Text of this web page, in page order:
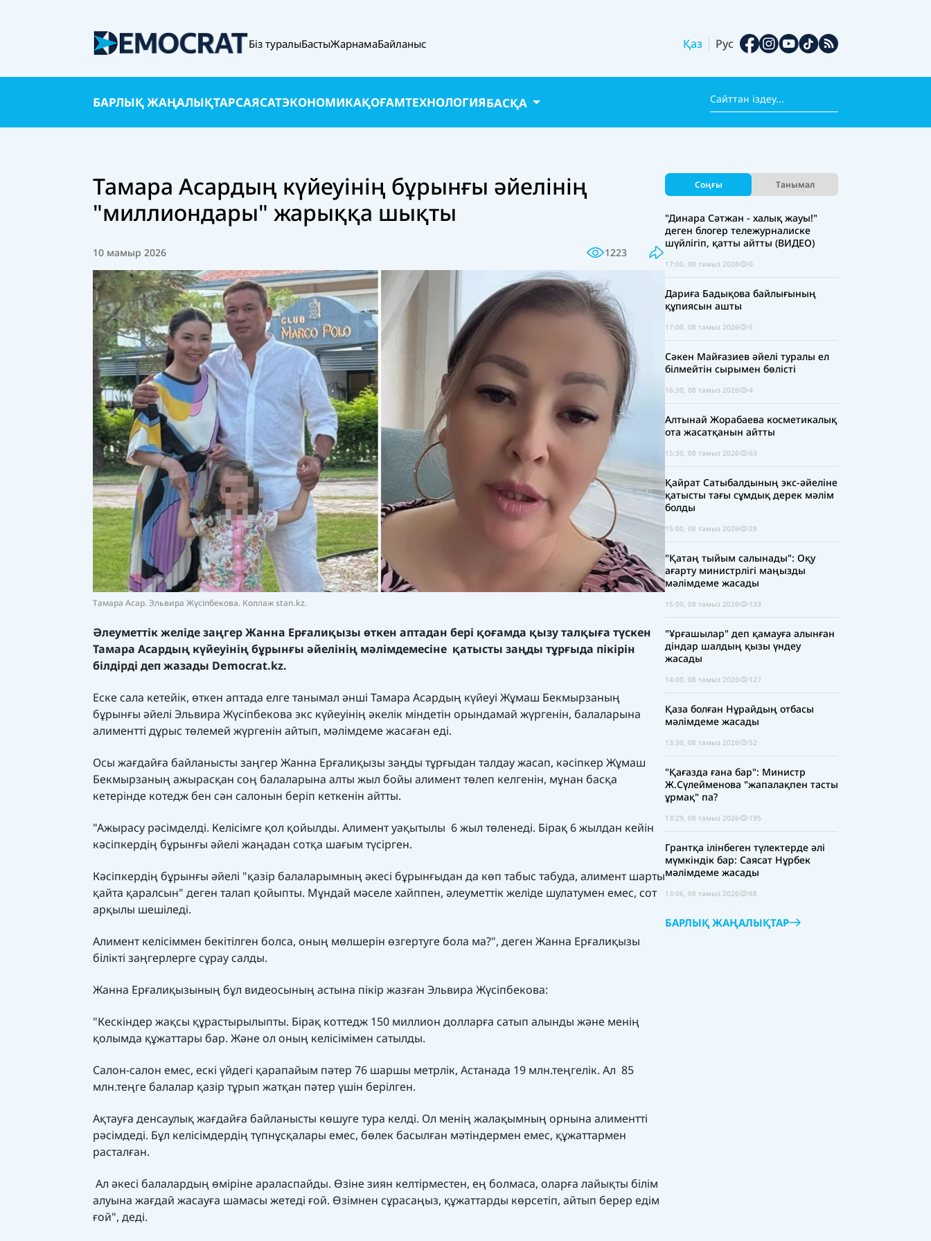
Біз туралыБастыЖарнамаБайланыс Қаз Рус
БАРЛЫҚ ЖАҢАЛЫҚТАРСАЯСАТЭКОНОМИКАҚОҒАМТЕХНОЛОГИЯБАСҚА
Тамара Асардың күйеуінің бұрынғы әйелінің
"миллиондары" жарыққа шықты
10 мамыр 2026 1223
Тамара Асар. Эльвира Жүсіпбекова. Коллаж stan.kz.
Әлеуметтік желіде заңгер Жанна Ерғалиқызы өткен аптадан бері қоғамда қызу талқыға түскен
Тамара Асардың күйеуінің бұрынғы әйелінің мәлімдемесіне қатысты заңды тұрғыда пікірін
білдірді деп жазады Democrat.kz.
Еске сала кетейік, өткен аптада елге танымал әнші Тамара Асардың күйеуі Жұмаш Бекмырзаның
бұрынғы әйелі Эльвира Жүсіпбекова экс күйеуінің әкелік міндетін орындамай жүргенін, балаларына
алиментті дұрыс төлемей жүргенін айтып, мәлімдеме жасаған еді.
Осы жағдайға байланысты заңгер Жанна Ерғалиқызы заңды тұрғыдан талдау жасап, кәсіпкер Жұмаш
Бекмырзаның ажырасқан соң балаларына алты жыл бойы алимент төлеп келгенін, мұнан басқа
кетерінде котедж бен сән салонын беріп кеткенін айтты.
"Ажырасу рәсімделді. Келісімге қол қойылды. Алимент уақытылы 6 жыл төленеді. Бірақ 6 жылдан кейін
кәсіпкердің бұрынғы әйелі жаңадан сотқа шағым түсірген.
Кәсіпкердің бұрынғы әйелі "қазір балаларымның әкесі бұрынғыдан да көп табыс табуда, алимент шарты
қайта қаралсын" деген талап қойыпты. Мұндай мәселе хайппен, әлеуметтік желіде шулатумен емес, сот
арқылы шешіледі.
Алимент келісіммен бекітілген болса, оның мөлшерін өзгертуге бола ма?", деген Жанна Ерғалиқызы
білікті заңгерлерге сұрау салды.
Жанна Ерғалиқызының бұл видеосының астына пікір жазған Эльвира Жүсіпбекова:
"Кескіндер жақсы құрастырылыпты. Бірақ коттедж 150 миллион долларға сатып алынды және менің
қолымда құжаттары бар. Және ол оның келісімімен сатылды.
Салон-салон емес, ескі үйдегі қарапайым пәтер 76 шаршы метрлік, Астанада 19 млн.теңгелік. Ал 85
млн.теңге балалар қазір тұрып жатқан пәтер үшін берілген.
Ақтауға денсаулық жағдайға байланысты көшуге тура келді. Ол менің жалақымның орнына алиментті
рәсімдеді. Бұл келісімдердің түпнұсқалары емес, бөлек басылған мәтіндермен емес, құжаттармен
расталған.
Ал әкесі балалардың өміріне араласпайды. Өзіне зиян келтірместен, ең болмаса, оларға лайықты білім
алуына жағдай жасауға шамасы жетеді ғой. Өзімнен сұрасаңыз, құжаттарды көрсетіп, айтып берер едім
ғой", деді.
Соңғы Танымал
"Динара Сәтжан - халық жауы!"
деген блогер тележурналиске
шүйлігіп, қатты айтты (ВИДЕО)
17:00, 08 тамыз 2026 0
Дариға Бадықова байлығының
құпиясын ашты
17:00, 08 тамыз 2026 5
Сәкен Майғазиев әйелі туралы ел
білмейтін сырымен бөлісті
16:30, 08 тамыз 2026 4
Алтынай Жорабаева косметикалық
ота жасатқанын айтты
15:30, 08 тамыз 2026 63
Қайрат Сатыбалдының экс-әйеліне
қатысты тағы сұмдық дерек мәлім
болды
15:00, 08 тамыз 2026 28
"Қатаң тыйым салынады": Оқу
ағарту министрлігі маңызды
мәлімдеме жасады
15:00, 08 тамыз 2026 133
"Ұрғашылар" деп қамауға алынған
діндар шалдың қызы үндеу
жасады
14:00, 08 тамыз 2026 127
Қаза болған Нұрайдың отбасы
мәлімдеме жасады
13:30, 08 тамыз 2026 52
"Қағазда ғана бар": Министр
Ж.Сүлейменова "жапалақпен тасты
ұрмақ" па?
13:29, 08 тамыз 2026 195
Грантқа ілінбеген түлектерде әлі
мүмкіндік бар: Саясат Нұрбек
мәлімдеме жасады
13:06, 08 тамыз 2026 88
БАРЛЫҚ ЖАҢАЛЫҚТАР